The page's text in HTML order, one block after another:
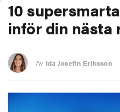
10
inför din nästa
Av Ida Josefin Eriksson